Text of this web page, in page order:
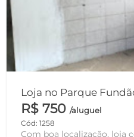
R$ 750 /aluguel
Cód: 1258
Com boa localização, loja